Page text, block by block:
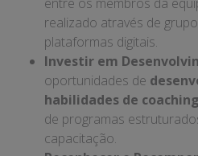
realizado através de
plataformas digitais.
Investir em
oportunidades de
habilidades de
de programas
capacitação.